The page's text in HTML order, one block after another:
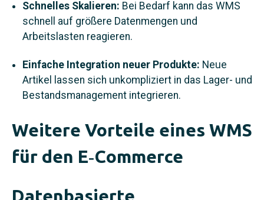
Schnelles Skalieren: Bei Bedarf kann das WMS
schnell auf größere Datenmengen und
Arbeitslasten reagieren.
Einfache Integration neuer Produkte: Neue
Artikel lassen sich unkompliziert in das Lager- und
Bestandsmanagement integrieren.
Weitere Vorteile eines WMS
für den E‑Commerce